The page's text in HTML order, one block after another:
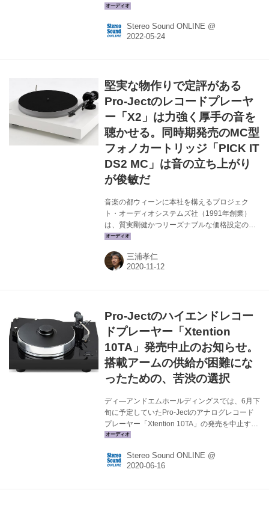
￥69,000（税別）。 Phono Box DS2 は
プだ。オーディオファンに向けて、セパレーシ
ョンに優れたデュアル・モノーラル構成を採
ダンス、入力キャパシタンス、入力ゲイン、サ
ブソニックの各設定はフロントパネルで簡単に
設定出来るようになっている。 大きくなったシ
ャーシは見...
Stereo Sound ONLINE @
堅実な物作りで定評がある
Pro-Jectのレコードプレーヤ
ー「X2」は力強く厚手の音を
聴かせる。同時期発売のMC型
フォノカートリッジ「PICK IT
DS2 MC」は音の立ち上がり
が俊敏だ
音楽の都ウィーンに本社を構えるプロジェク
ト・オーディオシステムズ社（1991年創業）
は、質実剛健かつリーズナブルな価格設定のオ
ーディオ機器を製造している。なかでもアナロ
製品のX2はMM型フォノカートリッジを付属し
ながら17万円という、お買い得なベルトドライ
円針と丈夫なDJ用カンチレバーを組み合わせた
もの。出力は7mVもある。トーンアームはカー
ボン／アルミの2重構造で共振を減らしており、
9インチ長。軽量で高感度なストレー...
三浦孝仁
Pro-Jectのハイエンドレコー
ドプレーヤー「Xtention
10TA」発売中止のお知らせ。
搭載アームの供給が困難にな
ったための、苦渋の選択
ディ—アンドエムホールディングスでは、6月下
旬に予定していたPro-Jectのアナログレコード
プレーヤー「Xtention 10TA」の発売を中止する
と発表した。 同社によると、予定していた搭載
を下したという。なお、同型アームを搭載した
「Xtention 9TA」については、アームの確保が
Stereo Sound ONLINE @